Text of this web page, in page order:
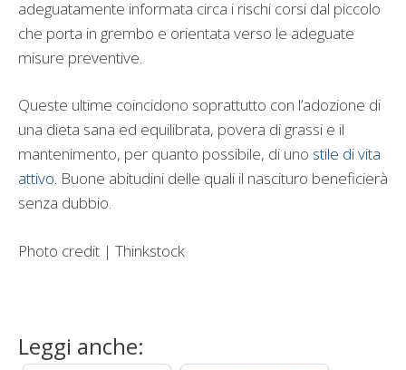
adeguatamente informata circa i rischi corsi dal piccolo
che porta in grembo e orientata verso le adeguate
misure preventive.
Queste ultime coincidono soprattutto con l’adozione di
una dieta sana ed equilibrata, povera di grassi e il
mantenimento, per quanto possibile, di uno stile di vita
attivo. Buone abitudini delle quali il nascituro beneficierà
senza dubbio.
Photo credit | Thinkstock
Leggi anche: